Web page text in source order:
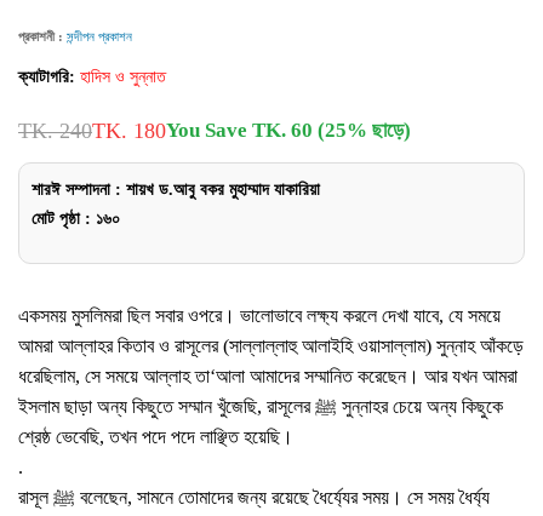
প্রকাশনী : সন্দীপন প্রকাশন
ক্যাটাগরি: হাদিস ও সুন্নাত
TK. 240TK. 180You Save TK. 60 (25% ছাড়ে)
শারঈ সম্পাদনা : শায়খ ড.আবু বকর মুহাম্মাদ যাকারিয়া
মোট পৃষ্ঠা : ১৬০
একসময় মুসলিমরা ছিল সবার ওপরে। ভালোভাবে লক্ষ্য করলে দেখা যাবে, যে সময়ে
আমরা আল্লাহর কিতাব ও রাসূলের (সাল্লাল্লাহু আলাইহি ওয়াসাল্লাম) সুন্নাহ আঁকড়ে
ধরেছিলাম, সে সময়ে আল্লাহ তা‘আলা আমাদের সম্মানিত করেছেন। আর যখন আমরা
ইসলাম ছাড়া অন্য কিছুতে সম্মান খুঁজেছি, রাসূলের ﷺ সুন্নাহর চেয়ে অন্য কিছুকে
শ্রেষ্ঠ ভেবেছি, তখন পদে পদে লাঞ্ছিত হয়েছি।
.
রাসূল ﷺ বলেছেন, সামনে তোমাদের জন্য রয়েছে ধৈর্য্যের সময়। সে সময় ধৈর্য্য